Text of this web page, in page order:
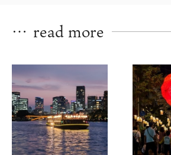
… read more